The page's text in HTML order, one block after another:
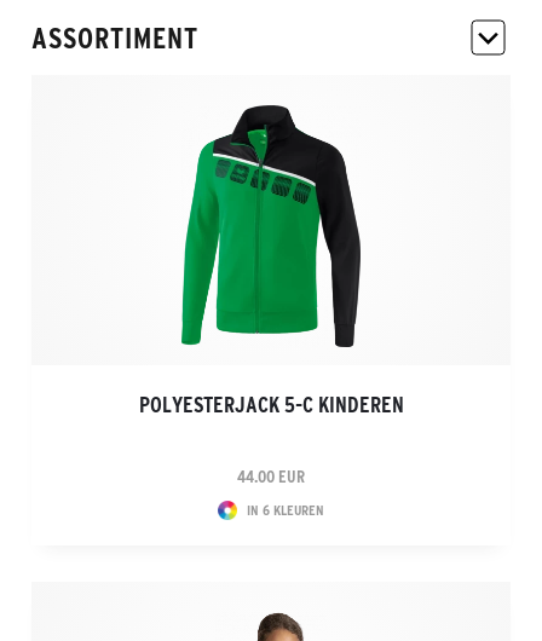
ASSORTIMENT
POLYESTERJACK 5-C KINDEREN
44.00 EUR
IN 6 KLEUREN